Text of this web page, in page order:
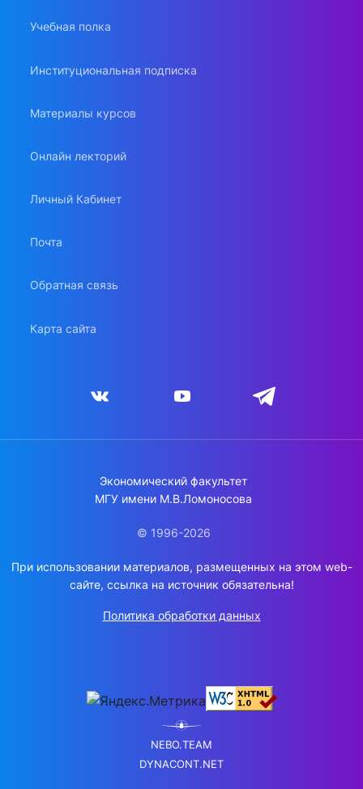
Учебная полка
Институциональная подписка
Материалы курсов
Онлайн лекторий
Личный Кабинет
Почта
Обратная связь
Карта сайта
Экономический факультет
МГУ имени М.В.Ломоносова
© 1996-2026
При использовании материалов, размещенных на этом web-
сайте, ссылка на источник обязательна!
Политика обработки данных
NEBO.TEAM
DYNACONT.NET